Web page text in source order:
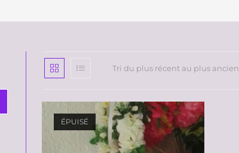
Tri du plus récent au plus ancien
ÉPUISÉ